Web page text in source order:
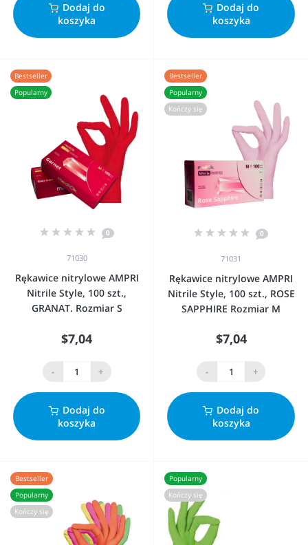
Dodaj do
koszyka
Dodaj do
koszyka
Bestseller
Popularny
0
71030
Rękawice nitrylowe AMPRI
Nitrile Style, 100 szt.,
GRANAT. Rozmiar S
$7,04
- +
Dodaj do
koszyka
Bestseller
Popularny
Kończy się
0
71031
Rękawice nitrylowe AMPRI
Nitrile Style, 100 szt., ROSE
SAPPHIRE Rozmiar M
$7,04
- +
Dodaj do
koszyka
Bestseller
Popularny
Kończy się
Popularny
Kończy się